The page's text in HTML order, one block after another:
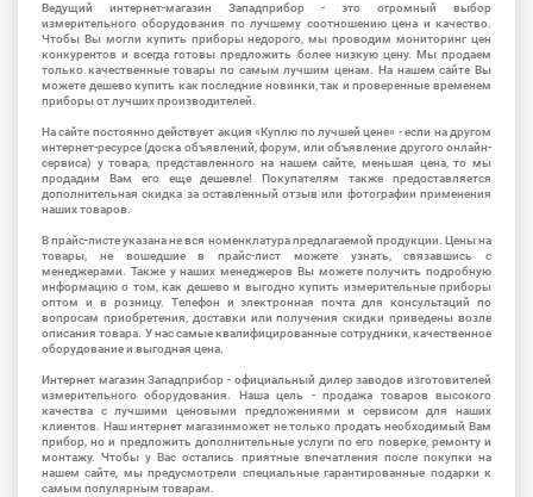
Ведущий интернет-магазин Западприбор - это огромный выбор
измерительного оборудования по лучшему соотношению цена и качество.
Чтобы Вы могли купить приборы недорого, мы проводим мониторинг цен
конкурентов и всегда готовы предложить более низкую цену. Мы продаем
только качественные товары по самым лучшим ценам. На нашем сайте Вы
можете дешево купить как последние новинки, так и проверенные временем
приборы от лучших производителей.
На сайте постоянно действует акция «Куплю по лучшей цене» - если на другом
интернет-ресурсе (доска объявлений, форум, или объявление другого онлайн-
сервиса) у товара, представленного на нашем сайте, меньшая цена, то мы
продадим Вам его еще дешевле! Покупателям также предоставляется
дополнительная скидка за оставленный отзыв или фотографии применения
наших товаров.
В прайс-листе указана не вся номенклатура предлагаемой продукции. Цены на
товары, не вошедшие в прайс-лист можете узнать, связавшись с
менеджерами. Также у наших менеджеров Вы можете получить подробную
информацию о том, как дешево и выгодно купить измерительные приборы
оптом и в розницу. Телефон и электронная почта для консультаций по
вопросам приобретения, доставки или получения скидки приведены возле
описания товара. У нас самые квалифицированные сотрудники, качественное
оборудование и выгодная цена.
Интернет магазин Западприбор - официальный дилер заводов изготовителей
измерительного оборудования. Наша цель - продажа товаров высокого
качества с лучшими ценовыми предложениями и сервисом для наших
клиентов. Наш интернет магазинможет не только продать необходимый Вам
прибор, но и предложить дополнительные услуги по его поверке, ремонту и
монтажу. Чтобы у Вас остались приятные впечатления после покупки на
нашем сайте, мы предусмотрели специальные гарантированные подарки к
самым популярным товарам.